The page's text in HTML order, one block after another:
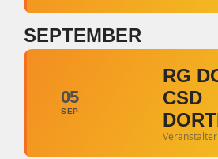
SEPTEMBER
05
SEP
RG
CSD
Veranstalter